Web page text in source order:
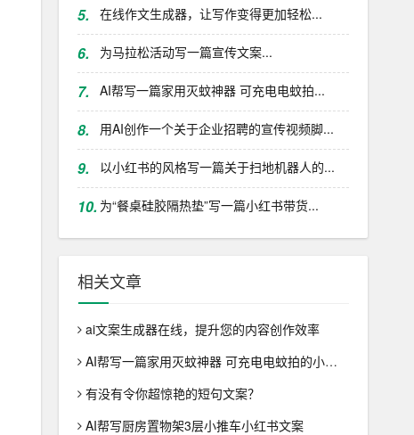
5. 在线作文生成器，让写作变得更加轻松...
6. 为马拉松活动写一篇宣传文案...
7. AI帮写一篇家用灭蚊神器 可充电电蚊拍...
8. 用AI创作一个关于企业招聘的宣传视频脚...
9. 以小红书的风格写一篇关于扫地机器人的...
10. 为“餐桌硅胶隔热垫”写一篇小红书带货...
相关文章
ai文案生成器在线，提升您的内容创作效率
AI帮写一篇家用灭蚊神器 可充电电蚊拍的小红书文案
有没有令你超惊艳的短句文案？
AI帮写厨房置物架3层小推车小红书文案